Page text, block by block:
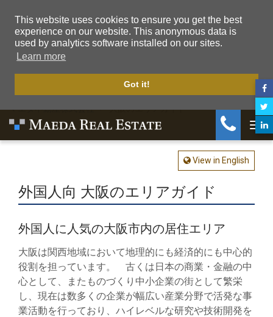
This website uses cookies to ensure you get the best
experience on our website. This anonymous data is
used by analytics software installed on our sites.
Learn more
Got it!
マエダ不動産株式会社 大阪のエリアガイド
View in English
外国人向 大阪のエリアガイド
外国人に人気の大阪市内の居住エリア
大阪は関西地域において地理的にも経済的にも中心的
役割を担っています。 古くは日本の商業・金融の中
心として、またものづくり中小企業の街として繁栄
し、現在は数多くの企業が幅広い産業分野で活発な事
業活動を行っており、ハイレベルな研究や技術開発を